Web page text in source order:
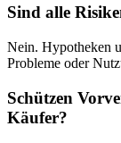
Sind alle
Nein. Hypotheken
Probleme oder
Schützen
Käufer?